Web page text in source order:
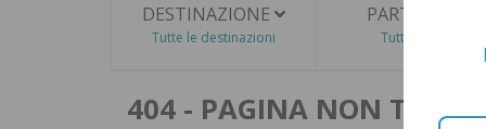
DESTINAZIONE
Tutte le destinazioni
PARTENZA
Tutte le date
404 - PAGINA NON